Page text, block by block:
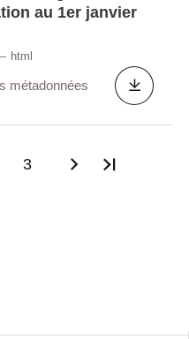
au 1er janvier
html
métadonnées
3 Page